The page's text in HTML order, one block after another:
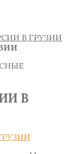
В ГРУЗИИ
В